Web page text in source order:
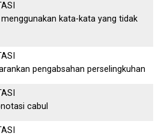
kata-kata yang tidak
pengabsahan perselingkuhan
cabul